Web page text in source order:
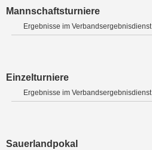
Mannschaftsturniere
Ergebnisse im Verbandsergebnisdienst
Einzelturniere
Ergebnisse im Verbandsergebnisdienst
Sauerlandpokal